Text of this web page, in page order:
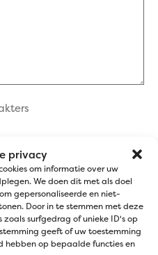
privacy
om informatie over uw
We doen dit met als doel
gepersonaliseerde en niet-
Door in te stemmen met deze
surfgedrag of unieke ID's op
geeft of uw toestemming
hebben op bepaalde functies en
hierheen of